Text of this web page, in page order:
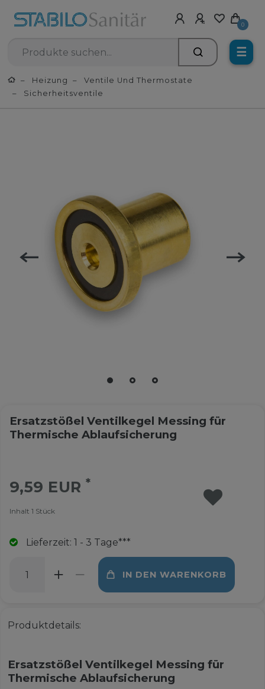
0
☰
Heizung
Ventile Und Thermostate
Sicherheitsventile
Ersatzstößel Ventilkegel Messing für
Thermische Ablaufsicherung
9,59 EUR*
Inhalt 1 Stück
Lieferzeit: 1 - 3 Tage***
IN DEN WARENKORB
Produktdetails:
Ersatzstößel Ventilkegel Messing für
Thermische Ablaufsicherung